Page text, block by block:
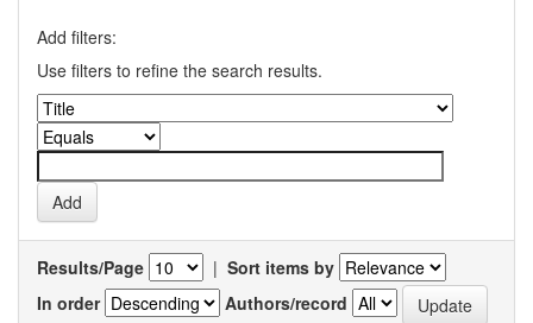
Add filters:
Use filters to refine the search results.
Results/Page | Sort items by
In order
Authors/record